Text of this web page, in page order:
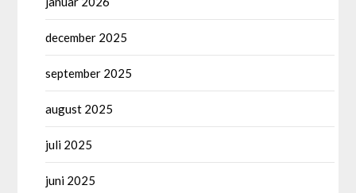
december 2025
september 2025
august 2025
juli 2025
juni 2025